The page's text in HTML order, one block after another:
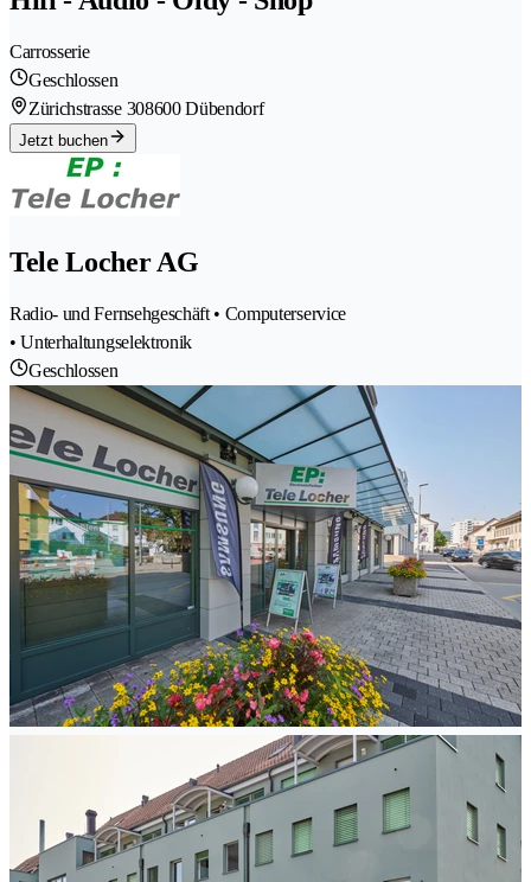
Carrosserie
Geschlossen
Zürichstrasse 308600 Dübendorf
Jetzt buchen
Tele Locher AG
Radio- und Fernsehgeschäft • Computerservice
• Unterhaltungselektronik
Geschlossen